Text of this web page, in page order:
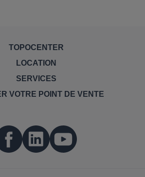
TOPOCENTER
LOCATION
SERVICES
VOTRE POINT DE VENTE